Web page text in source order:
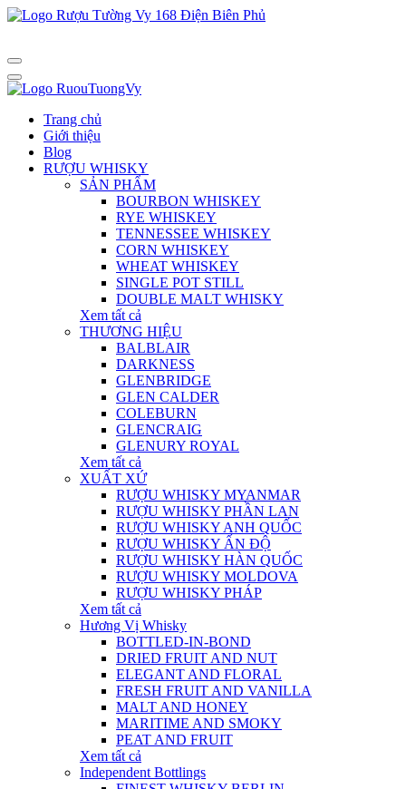
Trang chủ
Giới thiệu
Blog
RƯỢU WHISKY
SẢN PHẨM
BOURBON WHISKEY
RYE WHISKEY
TENNESSEE WHISKEY
CORN WHISKEY
WHEAT WHISKEY
SINGLE POT STILL
DOUBLE MALT WHISKY
Xem tất cả
THƯƠNG HIỆU
BALBLAIR
DARKNESS
GLENBRIDGE
GLEN CALDER
COLEBURN
GLENCRAIG
GLENURY ROYAL
Xem tất cả
XUẤT XỨ
RƯỢU WHISKY MYANMAR
RƯỢU WHISKY PHẦN LAN
RƯỢU WHISKY ANH QUỐC
RƯỢU WHISKY ẤN ĐỘ
RƯỢU WHISKY HÀN QUỐC
RƯỢU WHISKY MOLDOVA
RƯỢU WHISKY PHÁP
Xem tất cả
Hương Vị Whisky
BOTTLED-IN-BOND
DRIED FRUIT AND NUT
ELEGANT AND FLORAL
FRESH FRUIT AND VANILLA
MALT AND HONEY
MARITIME AND SMOKY
PEAT AND FRUIT
Xem tất cả
Independent Bottlings